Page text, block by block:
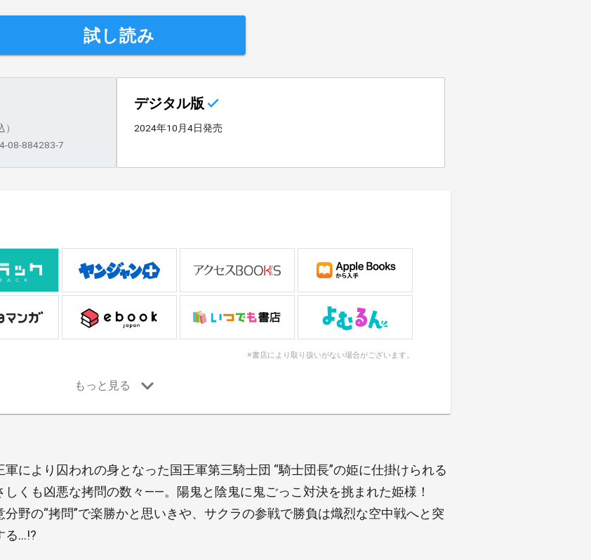
試し読み
08-884283-7
デジタル版
2024年10月4日発売
※書店により取り扱いがない場合がございます。
軍により囚われの身となった国王軍第三騎士団 “騎士団長”の姫に仕掛けられる
しくも凶悪な拷問の数々――。陽鬼と陰鬼に鬼ごっこ対決を挑まれた姫様！
分野の“拷問”で楽勝かと思いきや、サクラの参戦で勝負は熾烈な空中戦へと突
る…!?